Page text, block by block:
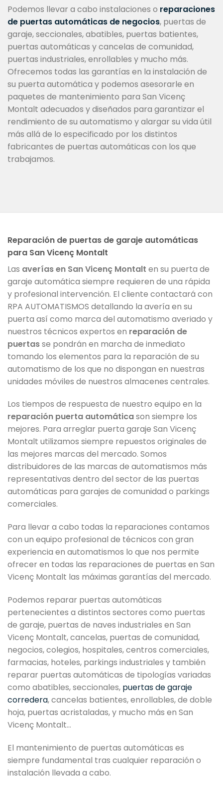
Podemos llevar a cabo instalaciones o reparaciones
de puertas automáticas de negocios, puertas de
garaje, seccionales, abatibles, puertas batientes,
puertas automáticas y cancelas de comunidad,
puertas industriales, enrollables y mucho más.
Ofrecemos todas las garantías en la instalación de
su puerta automática y podemos asesorarle en
paquetes de mantenimiento para San Vicenç
Montalt adecuados y diseñados para garantizar el
rendimiento de su automatismo y alargar su vida útil
más allá de lo especificado por los distintos
fabricantes de puertas automáticas con los que
trabajamos.
Reparación de puertas de garaje automáticas
para San Vicenç Montalt
Las averías en San Vicenç Montalt en su puerta de
garaje automática siempre requieren de una rápida
y profesional intervención. El cliente contactará con
RPA AUTOMATISMOS detallando la avería en su
puerta así como marca del automatismo averiado y
nuestros técnicos expertos en reparación de
puertasse pondrán en marcha de inmediato
tomando los elementos para la reparación de su
automatismo de los que no dispongan en nuestras
unidades móviles de nuestros almacenes centrales.
Los tiempos de respuesta de nuestro equipo en la
reparación puerta automáticason siempre los
mejores. Para arreglar puerta garaje San Vicenç
Montalt utilizamos siempre repuestos originales de
las mejores marcas del mercado. Somos
distribuidores de las marcas de automatismos más
representativas dentro del sector de las puertas
automáticas para garajes de comunidad o parkings
comerciales.
Para llevar a cabo todas la reparaciones contamos
con un equipo profesional de técnicos con gran
experiencia en automatismos lo que nos permite
ofrecer en todas las reparaciones de puertas en San
Vicenç Montalt las máximas garantías del mercado.
Podemos reparar puertas automáticas
pertenecientes a distintos sectores como puertas
de garaje, puertas de naves industriales en San
Vicenç Montalt, cancelas, puertas de comunidad,
negocios, colegios, hospitales, centros comerciales,
farmacias, hoteles, parkings industriales y también
reparar puertas automáticas de tipologías variadas
como abatibles, seccionales, puertas de garaje
corredera, cancelas batientes, enrollables, de doble
hoja, puertas acristaladas, y mucho más en San
Vicenç Montalt…
El mantenimiento de puertas automáticas es
siempre fundamental tras cualquier reparación o
instalación llevada a cabo.